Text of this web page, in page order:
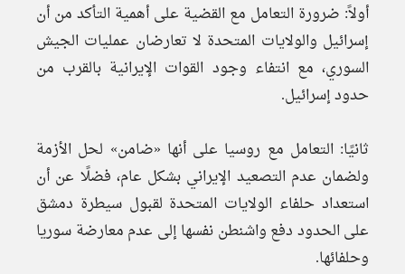
أولاً: ضرورة التعامل مع القضية على أهمية التأكد من أن
إسرائيل والولايات المتحدة لا تعارضان عمليات الجيش
السوري، مع انتفاء وجود القوات الإيرانية بالقرب من
حدود إسرائيل.
ثانيًا: التعامل مع روسيا على أنها «ضامن» لحل الأزمة
ولضمان عدم التصعيد الإيراني بشكل عام، فضلًا عن أن
استعداد حلفاء الولايات المتحدة لقبول سيطرة دمشق
على الحدود دفع واشنطن نفسها إلى عدم معارضة سوريا
وحلفائها.